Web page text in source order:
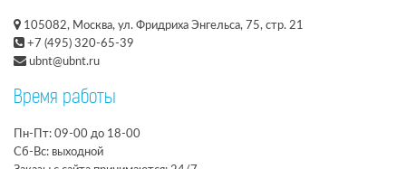
105082, Москва, ул. Фридриха Энгельса, 75, стр. 21
+7 (495) 320-65-39
ubnt@ubnt.ru
Время работы
Пн-Пт: 09-00 до 18-00
Сб-Вс: выходной